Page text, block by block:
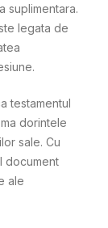
suplimentara.
legata de
testamentul
dorintele
sale. Cu
document
ale